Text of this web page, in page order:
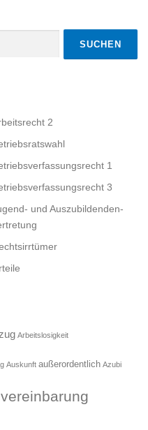
2
1
3
und Auszubildenden­
Arbeitslosigkeit
Auskunft außerordentlich Azubi